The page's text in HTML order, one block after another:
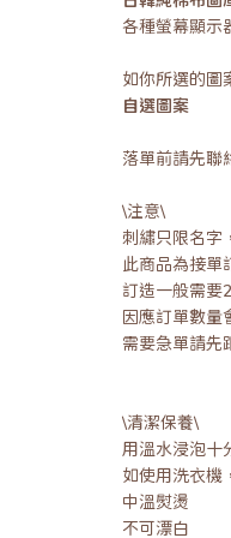
各種螢幕顯示
如你所選的圖
自選圖案
落單前請先聯
\注意\
刺繡只限名字
此商品為接單
訂造一般需要
因應訂單數量
需要急單請先
\清潔保養\
用溫水浸泡十
如使用洗衣機
中溫熨燙
不可漂白